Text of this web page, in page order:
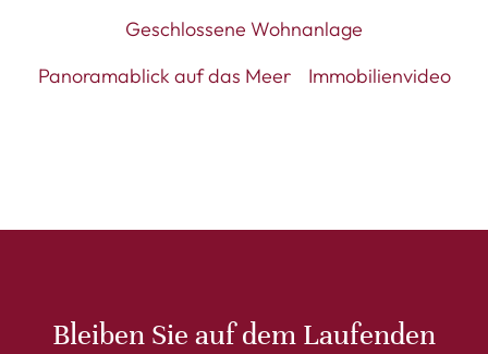
Geschlossene Wohnanlage
Panoramablick auf das Meer
Immobilienvideo
Bleiben Sie auf dem Laufenden